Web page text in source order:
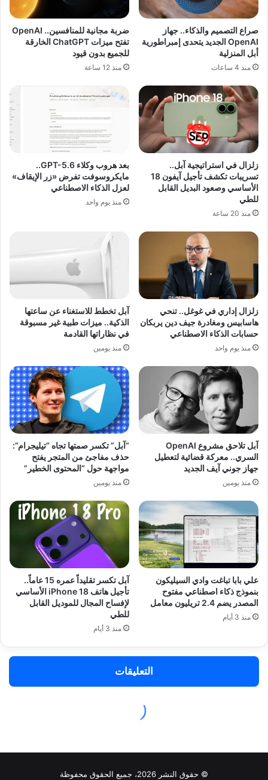
© حقوق النشر 2026، جميع الحقوق محفوظة